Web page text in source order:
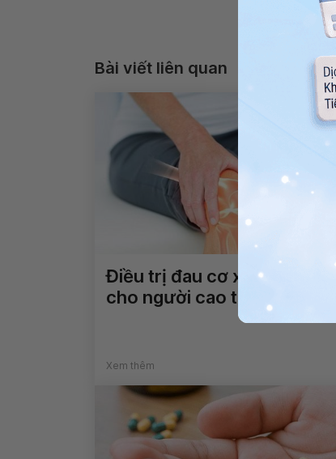
Bài viết liên quan
Điều trị đau cơ xương khớp
cho người cao tuổi
Xem thêm